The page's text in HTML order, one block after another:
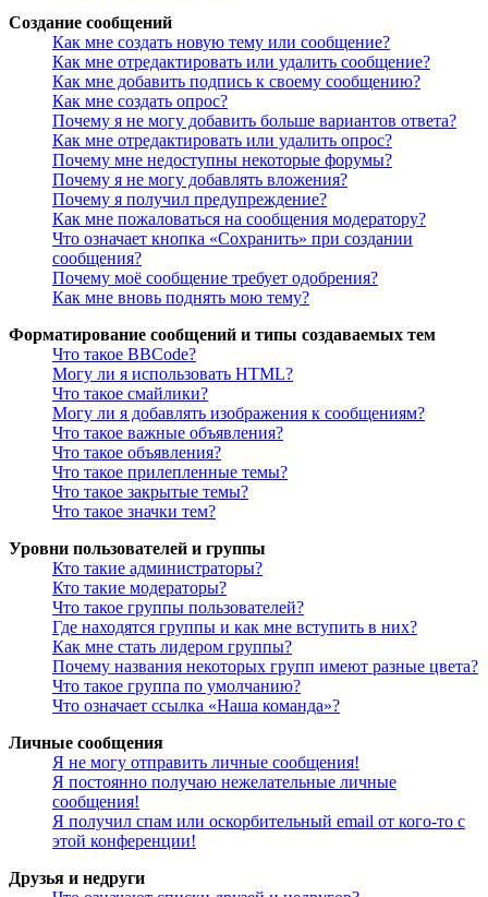
Создание сообщений
Как мне создать новую тему или сообщение?
Как мне отредактировать или удалить сообщение?
Как мне добавить подпись к своему сообщению?
Как мне создать опрос?
Почему я не могу добавить больше вариантов ответа?
Как мне отредактировать или удалить опрос?
Почему мне недоступны некоторые форумы?
Почему я не могу добавлять вложения?
Почему я получил предупреждение?
Как мне пожаловаться на сообщения модератору?
Что означает кнопка «Сохранить» при создании
сообщения?
Почему моё сообщение требует одобрения?
Как мне вновь поднять мою тему?
Форматирование сообщений и типы создаваемых тем
Что такое BBCode?
Могу ли я использовать HTML?
Что такое смайлики?
Могу ли я добавлять изображения к сообщениям?
Что такое важные объявления?
Что такое объявления?
Что такое прилепленные темы?
Что такое закрытые темы?
Что такое значки тем?
Уровни пользователей и группы
Кто такие администраторы?
Кто такие модераторы?
Что такое группы пользователей?
Где находятся группы и как мне вступить в них?
Как мне стать лидером группы?
Почему названия некоторых групп имеют разные цвета?
Что такое группа по умолчанию?
Что означает ссылка «Наша команда»?
Личные сообщения
Я не могу отправить личные сообщения!
Я постоянно получаю нежелательные личные
сообщения!
Я получил спам или оскорбительный email от кого-то с
этой конференции!
Друзья и недруги